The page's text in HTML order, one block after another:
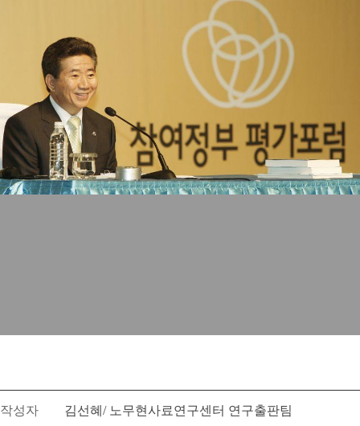
작성자 김선혜/ 노무현사료연구센터 연구출판팀